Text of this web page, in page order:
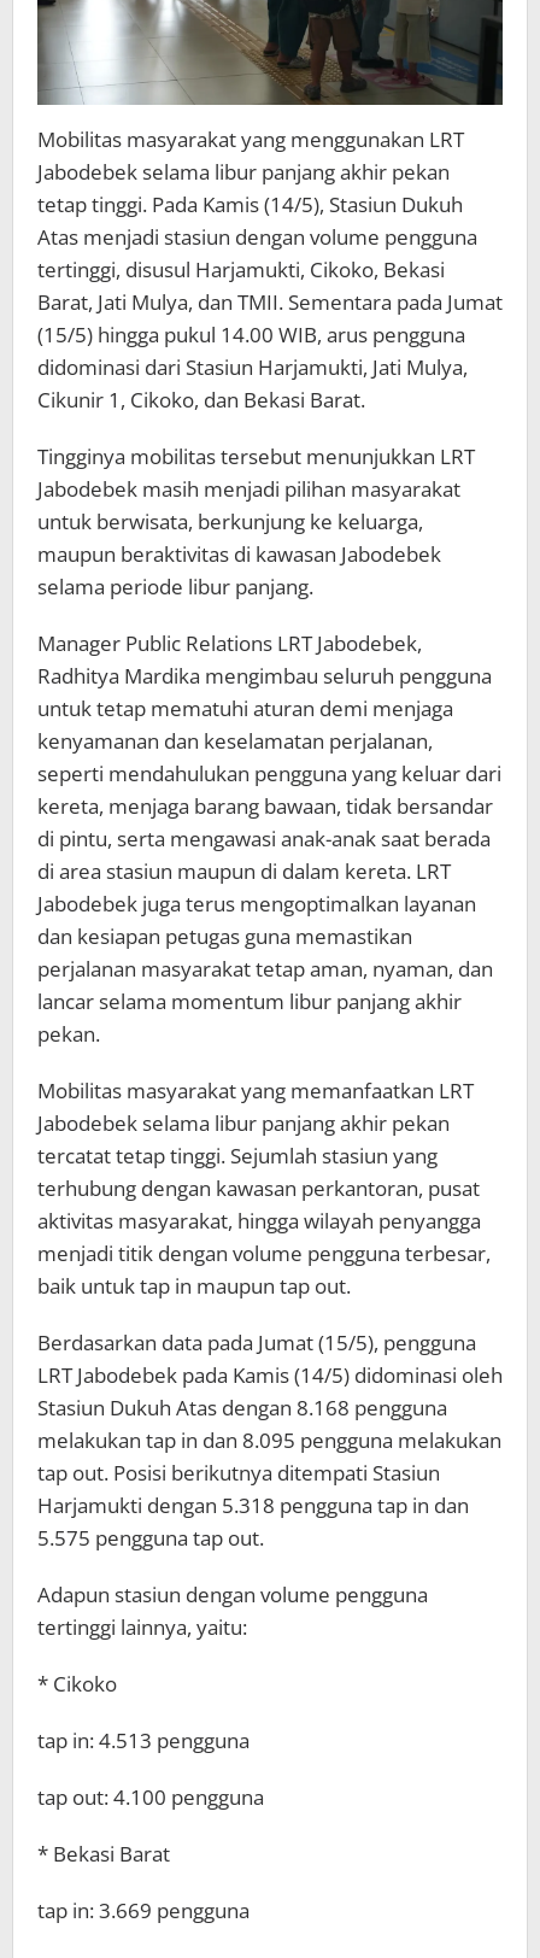
Mobilitas masyarakat yang menggunakan LRT
Jabodebek selama libur panjang akhir pekan
tetap tinggi. Pada Kamis (14/5), Stasiun Dukuh
Atas menjadi stasiun dengan volume pengguna
tertinggi, disusul Harjamukti, Cikoko, Bekasi
Barat, Jati Mulya, dan TMII. Sementara pada Jumat
(15/5) hingga pukul 14.00 WIB, arus pengguna
didominasi dari Stasiun Harjamukti, Jati Mulya,
Cikunir 1, Cikoko, dan Bekasi Barat.
Tingginya mobilitas tersebut menunjukkan LRT
Jabodebek masih menjadi pilihan masyarakat
untuk berwisata, berkunjung ke keluarga,
maupun beraktivitas di kawasan Jabodebek
selama periode libur panjang.
Manager Public Relations LRT Jabodebek,
Radhitya Mardika mengimbau seluruh pengguna
untuk tetap mematuhi aturan demi menjaga
kenyamanan dan keselamatan perjalanan,
seperti mendahulukan pengguna yang keluar dari
kereta, menjaga barang bawaan, tidak bersandar
di pintu, serta mengawasi anak-anak saat berada
di area stasiun maupun di dalam kereta. LRT
Jabodebek juga terus mengoptimalkan layanan
dan kesiapan petugas guna memastikan
perjalanan masyarakat tetap aman, nyaman, dan
lancar selama momentum libur panjang akhir
pekan.
Mobilitas masyarakat yang memanfaatkan LRT
Jabodebek selama libur panjang akhir pekan
tercatat tetap tinggi. Sejumlah stasiun yang
terhubung dengan kawasan perkantoran, pusat
aktivitas masyarakat, hingga wilayah penyangga
menjadi titik dengan volume pengguna terbesar,
baik untuk tap in maupun tap out.
Berdasarkan data pada Jumat (15/5), pengguna
LRT Jabodebek pada Kamis (14/5) didominasi oleh
Stasiun Dukuh Atas dengan 8.168 pengguna
melakukan tap in dan 8.095 pengguna melakukan
tap out. Posisi berikutnya ditempati Stasiun
Harjamukti dengan 5.318 pengguna tap in dan
5.575 pengguna tap out.
Adapun stasiun dengan volume pengguna
tertinggi lainnya, yaitu:
* Cikoko
tap in: 4.513 pengguna
tap out: 4.100 pengguna
* Bekasi Barat
tap in: 3.669 pengguna